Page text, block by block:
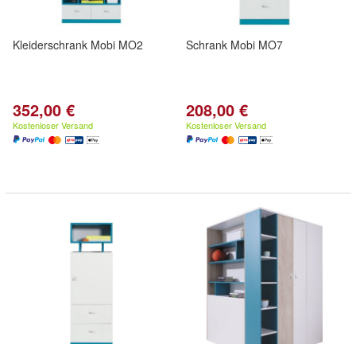
Kleiderschrank Mobi MO2
352,00 €
Kostenloser Versand
Schrank Mobi MO7
208,00 €
Kostenloser Versand